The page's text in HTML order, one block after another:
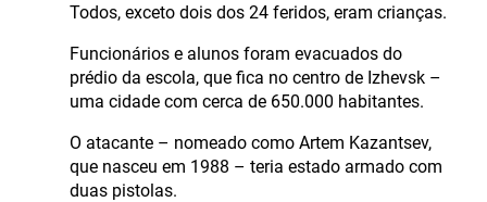
Todos, exceto dois dos 24 feridos, eram crianças.
Funcionários e alunos foram evacuados do
prédio da escola, que fica no centro de Izhevsk –
uma cidade com cerca de 650.000 habitantes.
O atacante – nomeado como Artem Kazantsev,
que nasceu em 1988 – teria estado armado com
duas pistolas.